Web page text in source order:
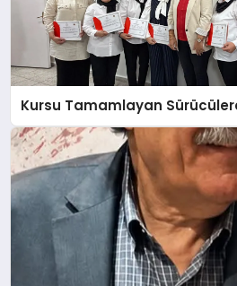
Kursu Tamamlayan